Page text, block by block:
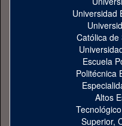
Universidad
Católica de
Escuela
Politécnica
Altos
Superior,